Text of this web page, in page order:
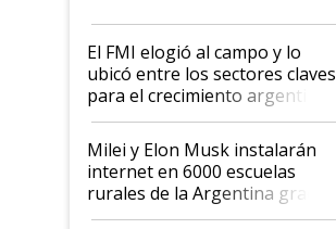
de Milei
El FMI elogió al campo y lo
ubicó entre los sectores claves
para el crecimiento argentino
Milei y Elon Musk instalarán
internet en 6000 escuelas
rurales de la Argentina gracias
a un acuerdo con Starlink